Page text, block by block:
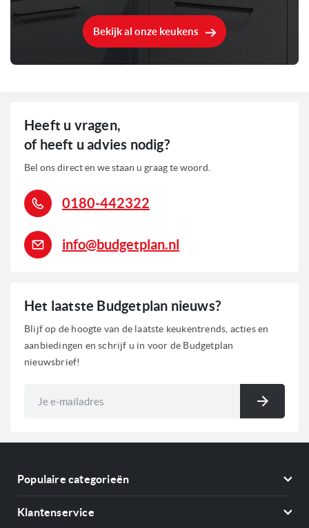
Bekijk al onze keukens
Het laatste Budgetplan nieuws?
Blijf op de hoogte van de laatste keukentrends, acties en
aanbiedingen en schrijf u in voor de Budgetplan
nieuwsbrief!
Heeft u vragen,
of heeft u advies nodig?
Bel ons direct en we staan u graag te woord.
0180-442322
info@budgetplan.nl
Populaire categorieën
Klantenservice